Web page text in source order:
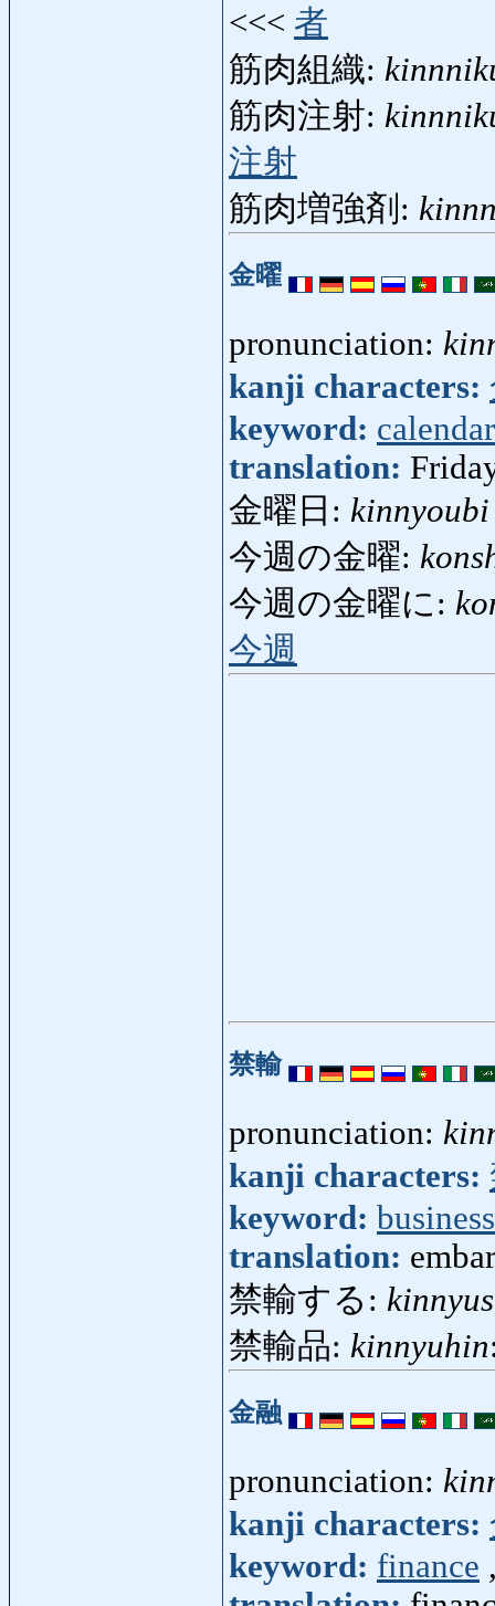
<<< 者
筋肉組織:
筋肉注射:
注射
筋肉増強剤:
金曜
pronunciation:
kanji characters:
keyword: calendar
translation:
金曜日: kinnyoubi
今週の金曜:
今週の金曜に:
今週
禁輸
pronunciation:
kanji characters:
keyword: business
translation:
禁輸する:
禁輸品: kinnyuhin
金融
pronunciation:
kanji characters:
keyword: finance